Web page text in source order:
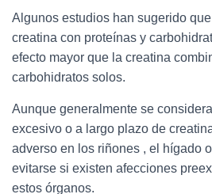
Algunos estudios han sugerido
creatina con proteínas y
efecto mayor que la creatina
carbohidratos solos.
Aunque generalmente se
excesivo o a largo plazo de
adverso en los riñones , el hígado
evitarse si existen afecciones
estos órganos.